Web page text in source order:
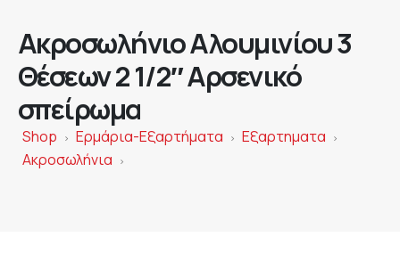
Ακροσωλήνιο Αλουμινίου 3
Θέσεων 2 1/2″ Αρσενικό
σπείρωμα
Shop > Ερμάρια-Εξαρτήματα > Εξαρτηματα >
Ακροσωλήνια >